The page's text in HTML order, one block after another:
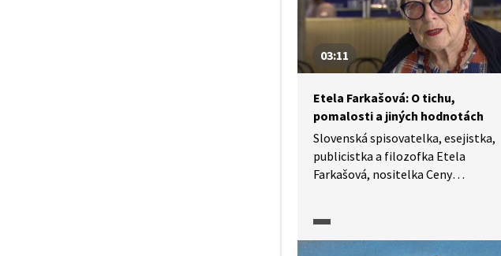
03:11
Etela Farkašová: O tichu,
pomalosti a jiných hodnotách
Slovenská spisovatelka, esejistka,
publicistka a filozofka Etela
Farkašová, nositelka Ceny
Slovenská čítanka komentuje
pandemii covidu i další „nemocná